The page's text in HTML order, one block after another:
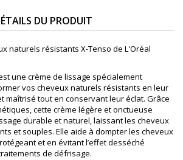
DU PRODUIT
naturels résistants X-Tenso de L'Oréal
une crème de lissage spécialement
vos cheveux naturels résistants en leur
maîtrisé tout en conservant leur éclat. Grâce
cette crème légère et onctueuse
durable et naturel, laissant les cheveux
et souples. Elle aide à dompter les cheveux
et en évitant l’effet desséché
de défrisage.